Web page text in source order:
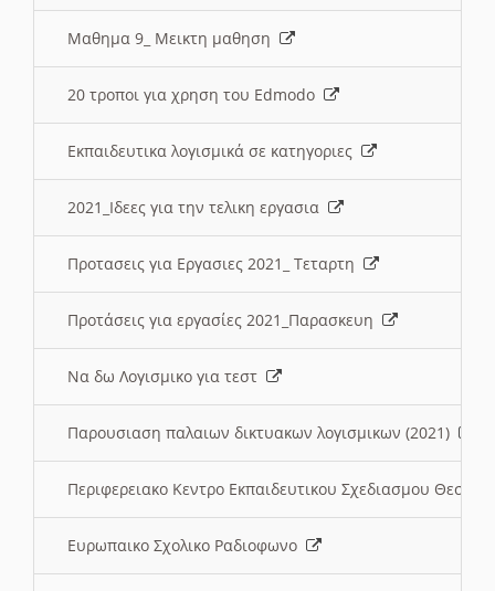
Μαθημα 9_ Μεικτη μαθηση
20 τροποι για χρηση του Edmodo
Εκπαιδευτικα λογισμικά σε κατηγοριες
2021_Ιδεες για την τελικη εργασια
Προτασεις για Εργασιες 2021_ Τεταρτη
Προτάσεις για εργασίες 2021_Παρασκευη
Να δω Λογισμικο για τεστ
Παρουσιαση παλαιων δικτυακων λογισμικων (2021)
Περιφερειακο Κεντρο Εκπαιδευτικου Σχεδιασμου
Ευρωπαικο Σχολικο Ραδιοφωνο